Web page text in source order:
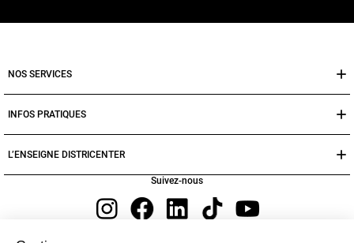
NOS SERVICES
INFOS PRATIQUES
L’ENSEIGNE DISTRICENTER
Suivez-nous